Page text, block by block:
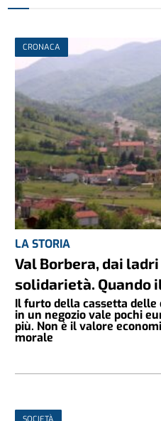
CRONACA
LA STORIA
Val Borbera, dai
solidarietà. Quando
Il furto della cassetta delle
in un negozio vale pochi
più. Non è il valore
morale